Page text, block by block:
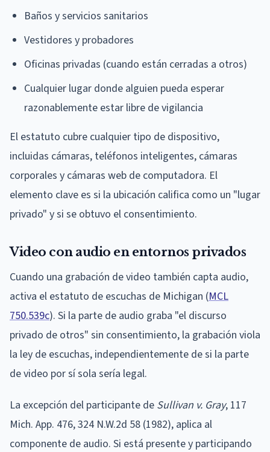
Baños y servicios sanitarios
Vestidores y probadores
Oficinas privadas (cuando están cerradas a otros)
Cualquier lugar donde alguien pueda esperar
razonablemente estar libre de vigilancia
El estatuto cubre cualquier tipo de dispositivo,
incluidas cámaras, teléfonos inteligentes, cámaras
corporales y cámaras web de computadora. El
elemento clave es si la ubicación califica como un "lugar
privado" y si se obtuvo el consentimiento.
Video con audio en entornos privados
Cuando una grabación de video también capta audio,
activa el estatuto de escuchas de Michigan (MCL
750.539c). Si la parte de audio graba "el discurso
privado de otros" sin consentimiento, la grabación viola
la ley de escuchas, independientemente de si la parte
de video por sí sola sería legal.
La excepción del participante de Sullivan v. Gray, 117
Mich. App. 476, 324 N.W.2d 58 (1982), aplica al
componente de audio. Si está presente y participando